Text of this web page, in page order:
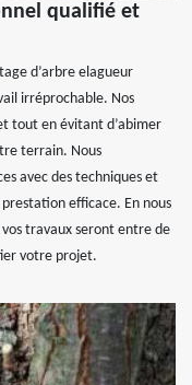
qualifié et
d’arbre elagueur
irréprochable. Nos
tout en évitant d’abimer
terrain. Nous
avec des techniques et
efficace. En nous
vos travaux seront entre de
votre projet.